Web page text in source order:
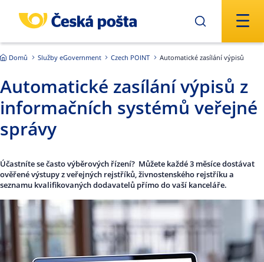
Domů Služby eGovernment Czech POINT Automatické zasílání výpisů
Automatické zasílání výpisů z
informačních systémů veřejné
správy
Účastníte se často výběrových řízení? Můžete každé 3 měsíce dostávat
ověřené výstupy z veřejných rejstříků, živnostenského rejstříku a
seznamu kvalifikovaných dodavatelů přímo do vaší kanceláře.